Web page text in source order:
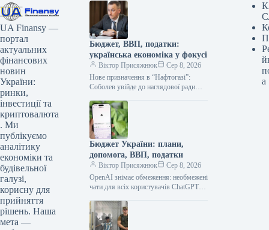
UA Finansy —
портал
актуальних
фінансових
новин
України:
ринки,
інвестиції та
криптовалюта
. Ми
публікуємо
аналітику
економіки та
будівельної
галузі,
корисну для
прийняття
рішень. Наша
мета —
Бюджет, ВВП, податки:
українська економіка у фокусі
Віктор Присяжнюк
Сер 8, 2026
Нове призначення в “Нафтогазі”:
Соболев увійде до наглядової ради
рішення про включення Олексія
Соболева, заступника керівника…
Бюджет України: плани,
допомога, ВВП, податки
Віктор Присяжнюк
Сер 8, 2026
OpenAI знімає обмеження: необмежені
чати для всіх користувачів ChatGPT
OpenAI скасував ліміти на кількість
текстових діалогів для…
а